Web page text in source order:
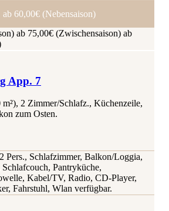
ab 60,00€ (Nebensaison)
ab 75,00€ (Zwischensaison) ab
App. 7
2 Zimmer/Schlafz., Küchenzeile,
zum Osten.
Pers., Schlafzimmer, Balkon/Loggia,
Pantryküche,
Kabel/TV, Radio, CD-Player,
Fahrstuhl, Wlan verfügbar.